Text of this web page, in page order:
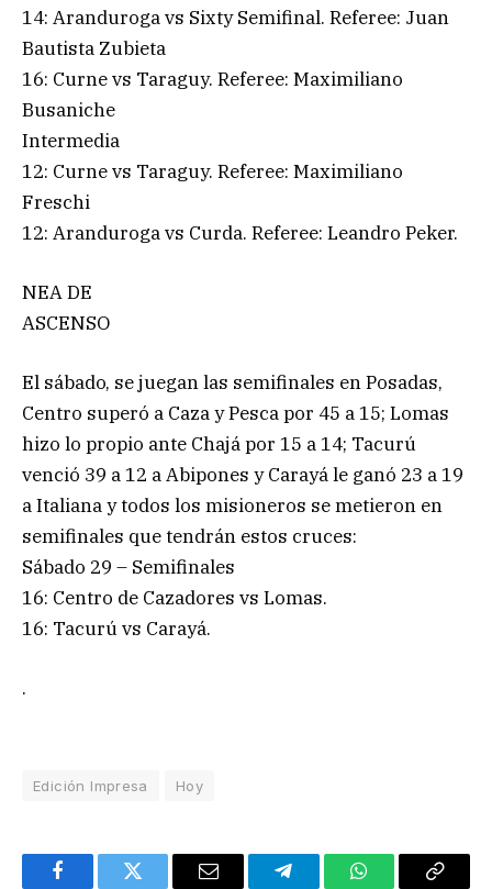
14: Aranduroga vs Sixty Semifinal. Referee: Juan
Bautista Zubieta
16: Curne vs Taraguy. Referee: Maximiliano
Busaniche
Intermedia
12: Curne vs Taraguy. Referee: Maximiliano
Freschi
12: Aranduroga vs Curda. Referee: Leandro Peker.
NEA DE
ASCENSO
El sábado, se juegan las semifinales en Posadas,
Centro superó a Caza y Pesca por 45 a 15; Lomas
hizo lo propio ante Chajá por 15 a 14; Tacurú
venció 39 a 12 a Abipones y Carayá le ganó 23 a 19
a Italiana y todos los misioneros se metieron en
semifinales que tendrán estos cruces:
Sábado 29 – Semifinales
16: Centro de Cazadores vs Lomas.
16: Tacurú vs Carayá.
.
Edición Impresa Hoy